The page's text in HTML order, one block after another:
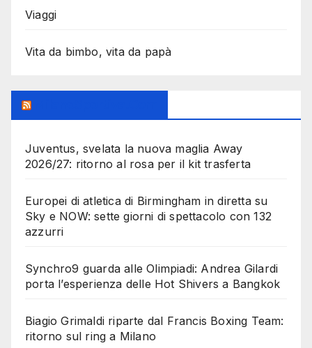
Viaggi
Vita da bimbo, vita da papà
Juventus, svelata la nuova maglia Away
2026/27: ritorno al rosa per il kit trasferta
Europei di atletica di Birmingham in diretta su
Sky e NOW: sette giorni di spettacolo con 132
azzurri
Synchro9 guarda alle Olimpiadi: Andrea Gilardi
porta l’esperienza delle Hot Shivers a Bangkok
Biagio Grimaldi riparte dal Francis Boxing Team:
ritorno sul ring a Milano